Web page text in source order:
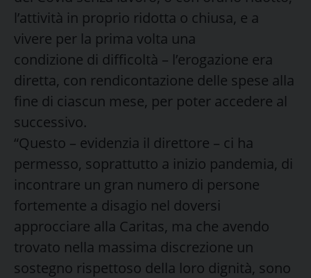
l’attività in proprio ridotta o chiusa, e a
vivere per la prima volta una
condizione di difficoltà – l’erogazione era
diretta, con rendicontazione delle spese alla
fine di ciascun mese, per poter accedere al
successivo.
“Questo – evidenzia il direttore – ci ha
permesso, soprattutto a inizio pandemia, di
incontrare un gran numero di persone
fortemente a disagio nel doversi
approcciare alla Caritas, ma che avendo
trovato nella massima discrezione un
sostegno rispettoso della loro dignità, sono